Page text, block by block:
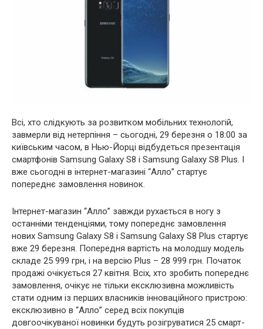
Всі, хто слідкують за розвитком мобільних технологій,
завмерли від нетерпіння – сьогодні, 29 березня о 18:00 за
київським часом, в Нью-Йорці відбудеться презентація
смартфонів Samsung Galaxy S8 і Samsung Galaxy S8 Plus. І
вже сьогодні в інтернет-магазині “Алло” стартує
попереднє замовлення новинок.
Інтернет-магазин “Алло” завжди рухається в ногу з
останніми тенденціями, тому попереднє замовлення
нових Samsung Galaxy S8 і Samsung Galaxy S8 Plus стартує
вже 29 березня. Попередня вартість на молодшу модель
складе 25 999 грн, і на версію Plus – 28 999 грн. Початок
продажі очікується 27 квітня. Всіх, хто зробить попереднє
замовлення, очікує не тільки ексклюзивна можливість
стати одним із перших власників інноваційного пристрою:
ексклюзивно в “Алло” серед всіх покупців
довгоочікуваної новинки будуть розігруватися 25 смарт-